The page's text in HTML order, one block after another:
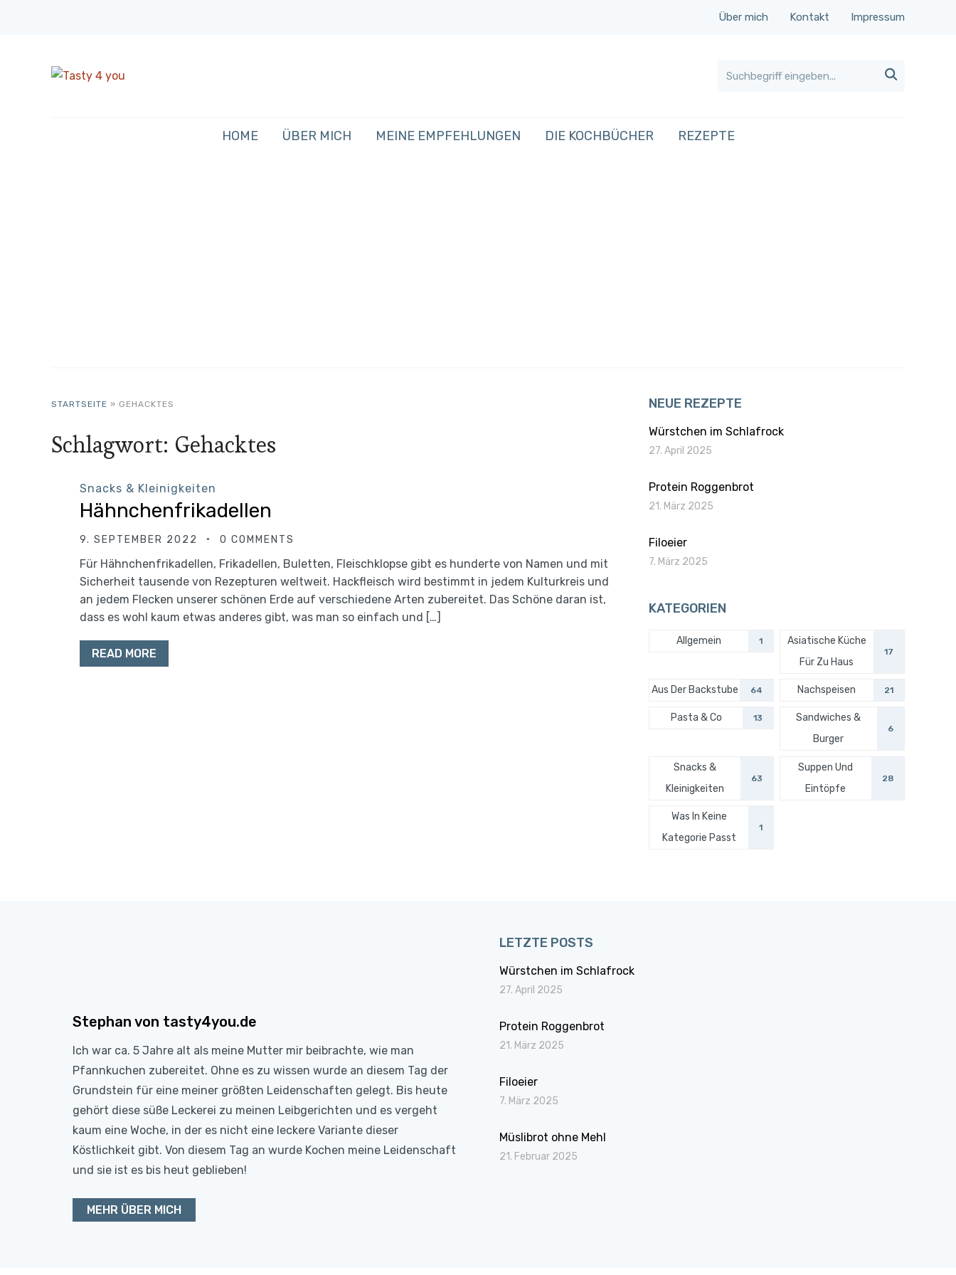
Über mich Kontakt Impressum

HOME ÜBER MICH MEINE EMPFEHLUNGEN DIE KOCHBÜCHER REZEPTE
STARTSEITE » GEHACKTES
Schlagwort: Gehacktes
Snacks & Kleinigkeiten
Hähnchenfrikadellen
9. SEPTEMBER 2022 0 COMMENTS
Für Hähnchenfrikadellen, Frikadellen, Buletten, Fleischklopse gibt es hunderte von Namen und mit
Sicherheit tausende von Rezepturen weltweit. Hackfleisch wird bestimmt in jedem Kulturkreis und
an jedem Flecken unserer schönen Erde auf verschiedene Arten zubereitet. Das Schöne daran ist,
dass es wohl kaum etwas anderes gibt, was man so einfach und […]
READ MORE
NEUE REZEPTE
Würstchen im Schlafrock
27. April 2025
Protein Roggenbrot
21. März 2025
Filoeier
7. März 2025
KATEGORIEN
Allgemein 1
Asiatische Küche
Für Zu Haus
17
Aus Der Backstube 64 Nachspeisen 21
Pasta & Co 13
Sandwiches &
Burger
6
Snacks &
Kleinigkeiten
63
Suppen Und
Eintöpfe
28
Was In Keine
Kategorie Passt
1
Stephan von tasty4you.de
Ich war ca. 5 Jahre alt als meine Mutter mir beibrachte, wie man
Pfannkuchen zubereitet. Ohne es zu wissen wurde an diesem Tag der
Grundstein für eine meiner größten Leidenschaften gelegt. Bis heute
gehört diese süße Leckerei zu meinen Leibgerichten und es vergeht
kaum eine Woche, in der es nicht eine leckere Variante dieser
Köstlichkeit gibt. Von diesem Tag an wurde Kochen meine Leidenschaft
und sie ist es bis heut geblieben!
MEHR ÜBER MICH
LETZTE POSTS
Würstchen im Schlafrock
27. April 2025
Protein Roggenbrot
21. März 2025
Filoeier
7. März 2025
Müslibrot ohne Mehl
21. Februar 2025